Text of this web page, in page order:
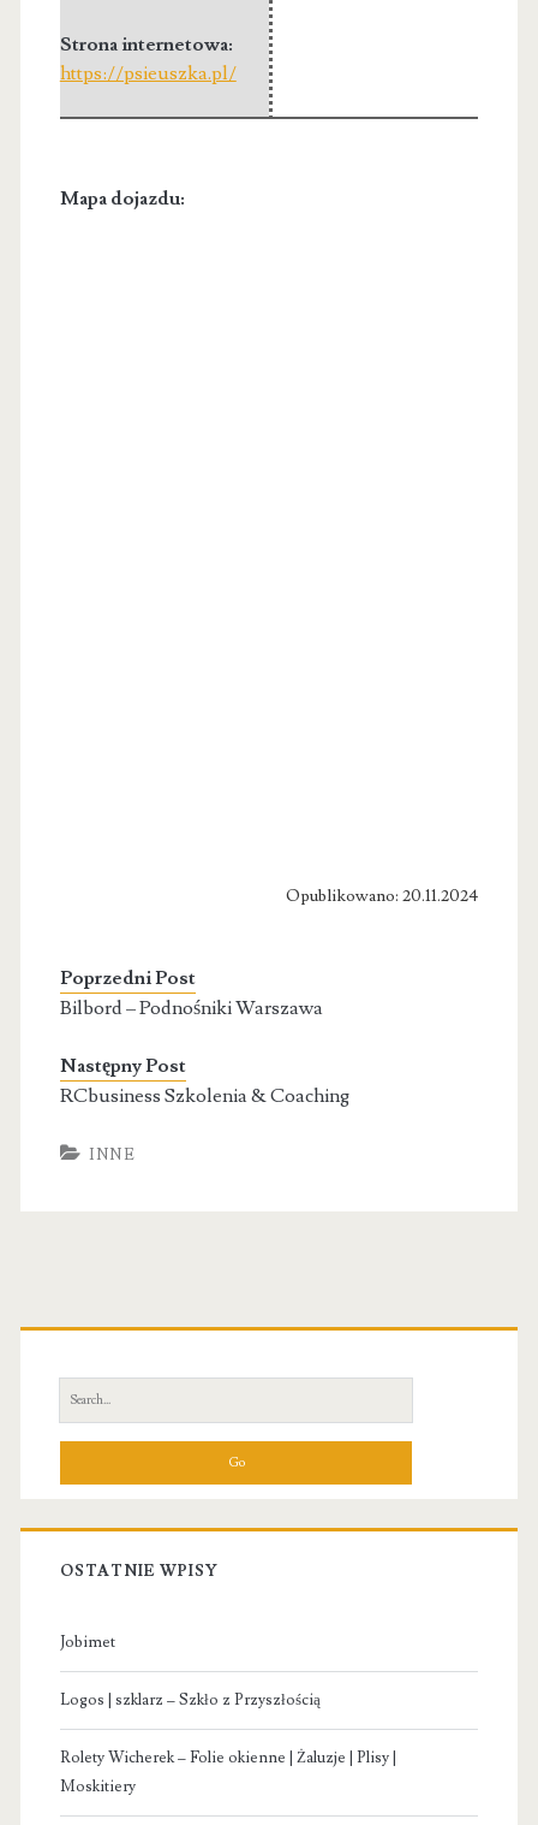
Strona internetowa:
https://psieuszka.pl/
Mapa dojazdu:
Opublikowano: 20.11.2024
Poprzedni Post
Bilbord – Podnośniki Warszawa
Następny Post
RCbusiness Szkolenia & Coaching
INNE
Primary
Sidebar
Search
for:
OSTATNIE WPISY
Jobimet
Logos | szklarz – Szkło z Przyszłością
Rolety Wicherek – Folie okienne | Żaluzje | Plisy |
Moskitiery